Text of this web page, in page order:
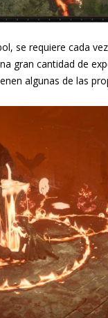
se requiere cada
gran cantidad de
algunas de las